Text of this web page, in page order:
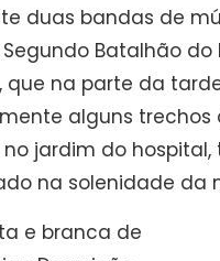
duas bandas de
Segundo Batalhão do
que na parte da
alguns trechos
no jardim do
na solenidade da